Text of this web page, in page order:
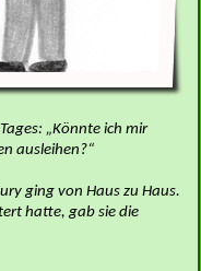
„Könnte ich mir
ausleihen?“
ging von Haus zu Haus.
hatte, gab sie die